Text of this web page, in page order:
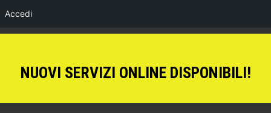
Accedi
NUOVI SERVIZI ONLINE DISPONIBILI!